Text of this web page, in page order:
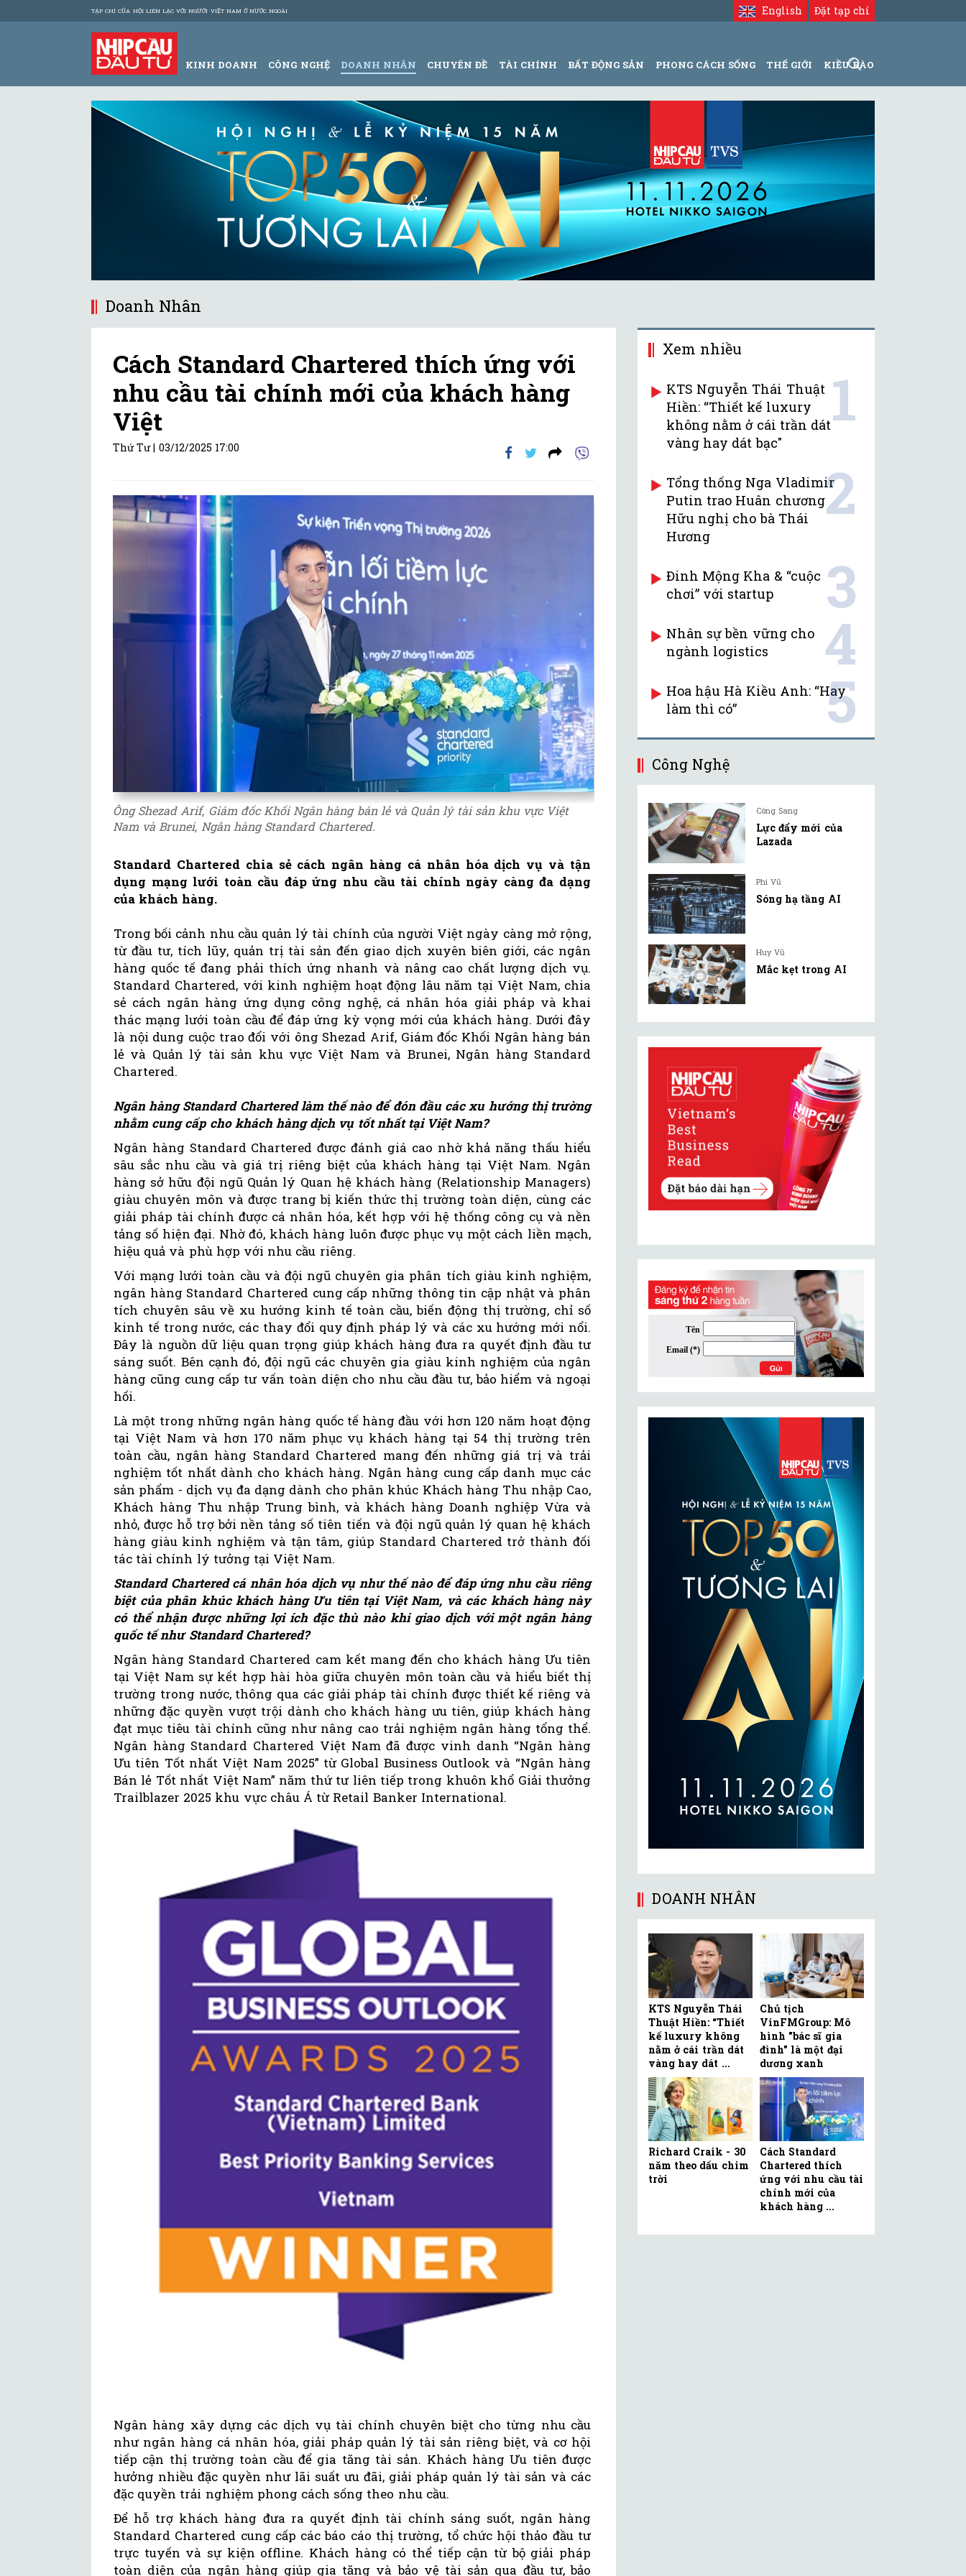
TẠP CHÍ CỦA HỘI LIÊN LẠC VỚI NGƯỜI VIỆT NAM Ở NƯỚC NGOÀI Đặt tạp chí
English
KINH DOANH CÔNG NGHỆ DOANH NHÂN CHUYÊN ĐỀ TÀI CHÍNH BẤT ĐỘNG SẢN PHONG CÁCH SỐNG THẾ GIỚI KIỀU BÀO
Doanh Nhân
Cách Standard Chartered thích ứng với
nhu cầu tài chính mới của khách hàng
Việt
Thứ Tư | 03/12/2025 17:00
Ông Shezad Arif, Giám đốc Khối Ngân hàng bán lẻ và Quản lý tài sản khu vực Việt
Nam và Brunei, Ngân hàng Standard Chartered.
Standard Chartered chia sẻ cách ngân hàng cá nhân hóa dịch vụ và tận
dụng mạng lưới toàn cầu đáp ứng nhu cầu tài chính ngày càng đa dạng
của khách hàng.
Trong bối cảnh nhu cầu quản lý tài chính của người Việt ngày càng mở rộng,
từ đầu tư, tích lũy, quản trị tài sản đến giao dịch xuyên biên giới, các ngân
hàng quốc tế đang phải thích ứng nhanh và nâng cao chất lượng dịch vụ.
Standard Chartered, với kinh nghiệm hoạt động lâu năm tại Việt Nam, chia
sẻ cách ngân hàng ứng dụng công nghệ, cá nhân hóa giải pháp và khai
thác mạng lưới toàn cầu để đáp ứng kỳ vọng mới của khách hàng. Dưới đây
là nội dung cuộc trao đổi với ông Shezad Arif, Giám đốc Khối Ngân hàng bán
lẻ và Quản lý tài sản khu vực Việt Nam và Brunei, Ngân hàng Standard
Chartered.
Ngân hàng Standard Chartered làm thế nào để đón đầu các xu hướng thị trường
nhằm cung cấp cho khách hàng dịch vụ tốt nhất tại Việt Nam?
Ngân hàng Standard Chartered được đánh giá cao nhờ khả năng thấu hiểu
sâu sắc nhu cầu và giá trị riêng biệt của khách hàng tại Việt Nam. Ngân
hàng sở hữu đội ngũ Quản lý Quan hệ khách hàng (Relationship Managers)
giàu chuyên môn và được trang bị kiến thức thị trường toàn diện, cùng các
giải pháp tài chính được cá nhân hóa, kết hợp với hệ thống công cụ và nền
tảng số hiện đại. Nhờ đó, khách hàng luôn được phục vụ một cách liền mạch,
hiệu quả và phù hợp với nhu cầu riêng.
Với mạng lưới toàn cầu và đội ngũ chuyên gia phân tích giàu kinh nghiệm,
ngân hàng Standard Chartered cung cấp những thông tin cập nhật và phân
tích chuyên sâu về xu hướng kinh tế toàn cầu, biến động thị trường, chỉ số
kinh tế trong nước, các thay đổi quy định pháp lý và các xu hướng mới nổi.
Đây là nguồn dữ liệu quan trọng giúp khách hàng đưa ra quyết định đầu tư
sáng suốt. Bên cạnh đó, đội ngũ các chuyên gia giàu kinh nghiệm của ngân
hàng cũng cung cấp tư vấn toàn diện cho nhu cầu đầu tư, bảo hiểm và ngoại
hối.
Là một trong những ngân hàng quốc tế hàng đầu với hơn 120 năm hoạt động
tại Việt Nam và hơn 170 năm phục vụ khách hàng tại 54 thị trường trên
toàn cầu, ngân hàng Standard Chartered mang đến những giá trị và trải
nghiệm tốt nhất dành cho khách hàng. Ngân hàng cung cấp danh mục các
sản phẩm - dịch vụ đa dạng dành cho phân khúc Khách hàng Thu nhập Cao,
Khách hàng Thu nhập Trung bình, và khách hàng Doanh nghiệp Vừa và
nhỏ, được hỗ trợ bởi nền tảng số tiên tiến và đội ngũ quản lý quan hệ khách
hàng giàu kinh nghiệm và tận tâm, giúp Standard Chartered trở thành đối
tác tài chính lý tưởng tại Việt Nam.
Standard Chartered cá nhân hóa dịch vụ như thế nào để đáp ứng nhu cầu riêng
biệt của phân khúc khách hàng Ưu tiên tại Việt Nam, và các khách hàng này
có thể nhận được những lợi ích đặc thù nào khi giao dịch với một ngân hàng
quốc tế như Standard Chartered?
Ngân hàng Standard Chartered cam kết mang đến cho khách hàng Ưu tiên
tại Việt Nam sự kết hợp hài hòa giữa chuyên môn toàn cầu và hiểu biết thị
trường trong nước, thông qua các giải pháp tài chính được thiết kế riêng và
những đặc quyền vượt trội dành cho khách hàng ưu tiên, giúp khách hàng
đạt mục tiêu tài chính cũng như nâng cao trải nghiệm ngân hàng tổng thể.
Ngân hàng Standard Chartered Việt Nam đã được vinh danh “Ngân hàng
Ưu tiên Tốt nhất Việt Nam 2025” từ Global Business Outlook và “Ngân hàng
Bán lẻ Tốt nhất Việt Nam” năm thứ tư liên tiếp trong khuôn khổ Giải thưởng
Trailblazer 2025 khu vực châu Á từ Retail Banker International.
Ngân hàng xây dựng các dịch vụ tài chính chuyên biệt cho từng nhu cầu
như ngân hàng cá nhân hóa, giải pháp quản lý tài sản riêng biệt, và cơ hội
tiếp cận thị trường toàn cầu để gia tăng tài sản. Khách hàng Ưu tiên được
hưởng nhiều đặc quyền như lãi suất ưu đãi, giải pháp quản lý tài sản và các
đặc quyền trải nghiệm phong cách sống theo nhu cầu.
Để hỗ trợ khách hàng đưa ra quyết định tài chính sáng suốt, ngân hàng
Standard Chartered cung cấp các báo cáo thị trường, tổ chức hội thảo đầu tư
trực tuyến và sự kiện offline. Khách hàng có thể tiếp cận từ bộ giải pháp
toàn diện của ngân hàng giúp gia tăng và bảo vệ tài sản qua đầu tư, bảo
Xem nhiều
KTS Nguyễn Thái Thuật
Hiền: “Thiết kế luxury
không nằm ở cái trần dát
vàng hay dát bạc"
1
Tổng thống Nga Vladimir
Putin trao Huân chương
Hữu nghị cho bà Thái
Hương
2
Đinh Mộng Kha & “cuộc
chơi” với startup
3
Nhân sự bền vững cho
ngành logistics
4
Hoa hậu Hà Kiều Anh: “Hay
làm thì có”
5
Công Nghệ
Công Sang
Lực đẩy mới của
Lazada
Phi Vũ
Sóng hạ tầng AI
Huy Vũ
Mắc kẹt trong AI
DOANH NHÂN
KTS Nguyễn Thái
Thuật Hiền: “Thiết
kế luxury không
nằm ở cái trần dát
vàng hay dát ...
Chủ tịch
VinFMGroup: Mô
hình "bác sĩ gia
đình" là một đại
dương xanh
Richard Craik - 30
năm theo dấu chim
trời
Cách Standard
Chartered thích
ứng với nhu cầu tài
chính mới của
khách hàng ...